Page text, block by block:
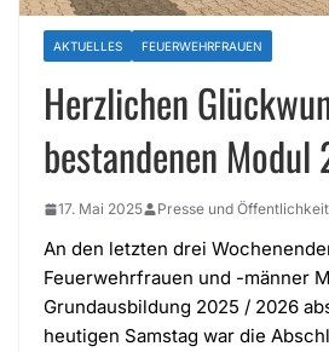
AKTUELLES FEUERWEHRFRAUEN
Herzlichen
bestandenen Modul
17. Mai 2025 Presse und
An den letzten drei
Feuerwehrfrauen und -männer
Grundausbildung 2025 / 2026
heutigen Samstag war die